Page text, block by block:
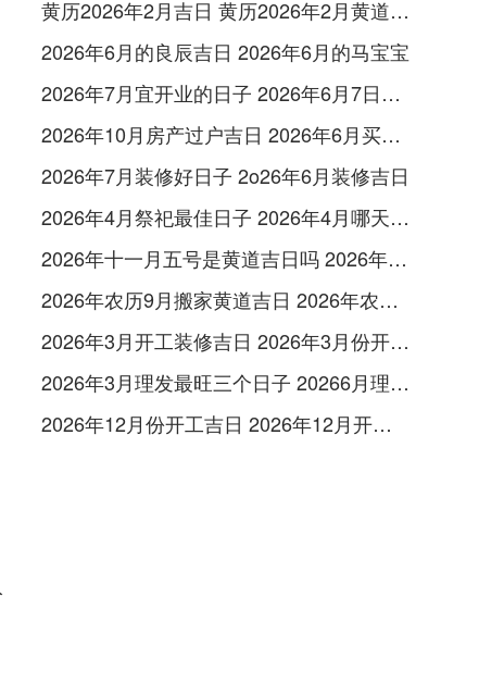
黄历2026年2月吉日 黄历2026年2月黄道吉日查询
2026年6月的良辰吉日 2026年6月的马宝宝
2026年7月宜开业的日子 2026年6月7日开业好不好
2026年10月房产过户吉日 2026年6月买房过户吉日
2026年7月装修好日子 2o26年6月装修吉日
2026年4月祭祀最佳日子 2026年4月哪天祭祖好
2026年十一月五号是黄道吉日吗 2026年十一月六号是不是黄道吉日
2026年农历9月搬家黄道吉日 2026年农历九月二十六搬家
2026年3月开工装修吉日 2026年3月份开工装修黄道吉日
2026年3月理发最旺三个日子 20266月理发吉日
2026年12月份开工吉日 2026年12月开工吉日查询